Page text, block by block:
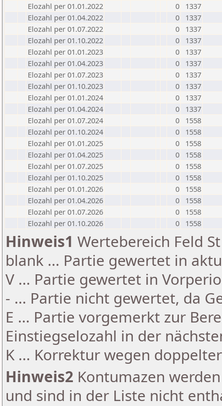
Elozahl per 01.01.2022
0
1337
Elozahl per 01.04.2022
0
1337
Elozahl per 01.07.2022
0
1337
Elozahl per 01.10.2022
0
1337
Elozahl per 01.01.2023
0
1337
Elozahl per 01.04.2023
0
1337
Elozahl per 01.07.2023
0
1337
Elozahl per 01.10.2023
0
1337
Elozahl per 01.01.2024
0
1337
Elozahl per 01.04.2024
0
1337
Elozahl per 01.07.2024
0
1558
Elozahl per 01.10.2024
0
1558
Elozahl per 01.01.2025
0
1558
Elozahl per 01.04.2025
0
1558
Elozahl per 01.07.2025
0
1558
Elozahl per 01.10.2025
0
1558
Elozahl per 01.01.2026
0
1558
Elozahl per 01.04.2026
0
1558
Elozahl per 01.07.2026
0
1558
Elozahl per 01.10.2026
0 1558
Hinweis1 Wertebereich Feld
blank ... Partie gewertet in
V ... Partie gewertet in
- ... Partie nicht gewertet, da
E ... Partie vorgemerkt zur
Einstiegselozahl in der
K ... Korrektur wegen
Hinweis2 Kontumazen
und sind in der Liste nicht